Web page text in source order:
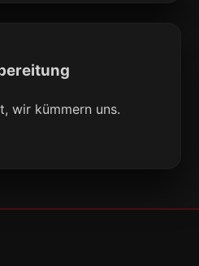
wir kümmern uns.